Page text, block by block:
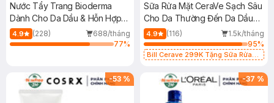
Nước Tẩy Trang Bioderma
Dành Cho Da Dầu & Hỗn Hợp
500ml
4.9 (228)
688/tháng
77%
Sữa Rửa Mặt CeraVe Sạch Sâu
Cho Da Thường Đến Da Dầu
473ml
4.9 (116)
1.5k/tháng
95%
Bill Cerave 299K Tặng Sữa Rửa
-53 % -37 %